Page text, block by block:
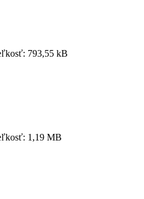
793,55 kB
1,19 MB